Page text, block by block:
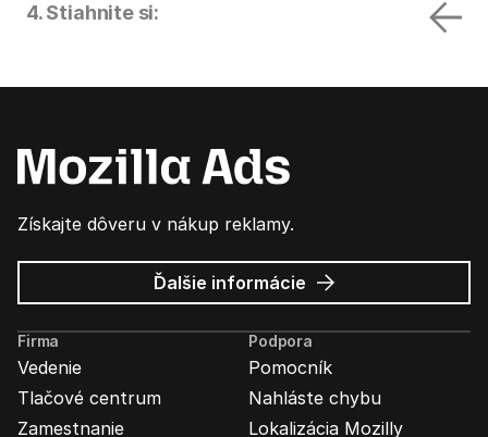
4. Stiahnite si:
Získajte dôveru v nákup reklamy.
Ďalšie informácie o
Mozilla
Ads
Firma
Vedenie
Tlačové centrum
Zamestnanie
Podpora
Pomocník
Nahláste chybu
Lokalizácia Mozilly